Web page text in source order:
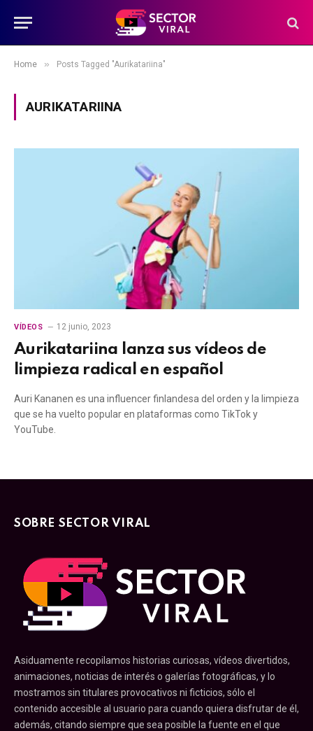
Home » Posts Tagged "Aurikatariina"
AURIKATARIINA
VÍDEOS 12 junio, 2023
Aurikatariina lanza sus vídeos de
limpieza radical en español
Auri Kananen es una influencer finlandesa del orden y la limpieza
que se ha vuelto popular en plataformas como TikTok y
YouTube.
SOBRE SECTOR VIRAL
Asiduamente recopilamos historias curiosas, vídeos divertidos,
animaciones, noticias de interés o galerías fotográficas, y lo
mostramos sin titulares provocativos ni ficticios, sólo el
contenido accesible al usuario para cuando quiera disfrutar de él,
además, citando siempre que sea posible la fuente en el que